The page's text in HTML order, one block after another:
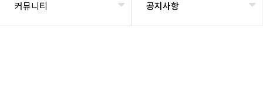
커뮤니티 공지사항